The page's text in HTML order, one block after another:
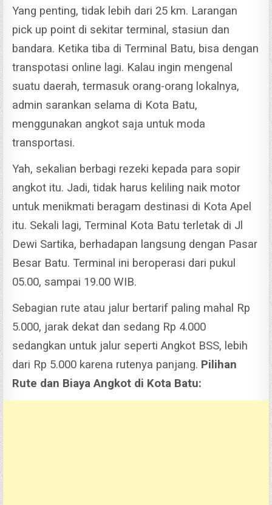
Yang penting, tidak lebih dari 25 km. Larangan
pick up point di sekitar terminal, stasiun dan
bandara. Ketika tiba di Terminal Batu, bisa dengan
transpotasi online lagi. Kalau ingin mengenal
suatu daerah, termasuk orang-orang lokalnya,
admin sarankan selama di Kota Batu,
menggunakan angkot saja untuk moda
transportasi.
Yah, sekalian berbagi rezeki kepada para sopir
angkot itu. Jadi, tidak harus keliling naik motor
untuk menikmati beragam destinasi di Kota Apel
itu. Sekali lagi, Terminal Kota Batu terletak di Jl
Dewi Sartika, berhadapan langsung dengan Pasar
Besar Batu. Terminal ini beroperasi dari pukul
05.00, sampai 19.00 WIB.
Sebagian rute atau jalur bertarif paling mahal Rp
5.000, jarak dekat dan sedang Rp 4.000
sedangkan untuk jalur seperti Angkot BSS, lebih
dari Rp 5.000 karena rutenya panjang. Pilihan
Rute dan Biaya Angkot di Kota Batu: